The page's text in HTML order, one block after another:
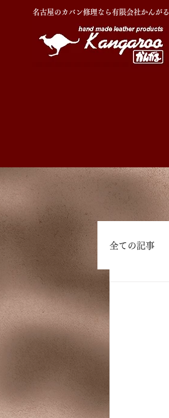
名古屋のカバン修理なら有限会社かんがる
全ての記事